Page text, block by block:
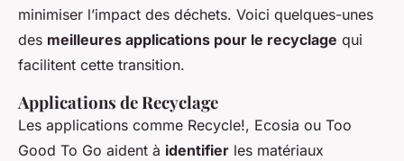
minimiser l’impact des déchets. Voici quelques-unes
des meilleures applications pour le recyclage qui
facilitent cette transition.
Applications de Recyclage
Les applications comme Recycle!, Ecosia ou Too
Good To Go aident à identifier les matériaux